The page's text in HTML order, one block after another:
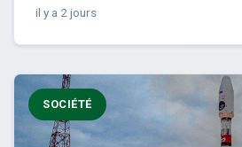
il y a 2 jours
SOCIÉTÉ